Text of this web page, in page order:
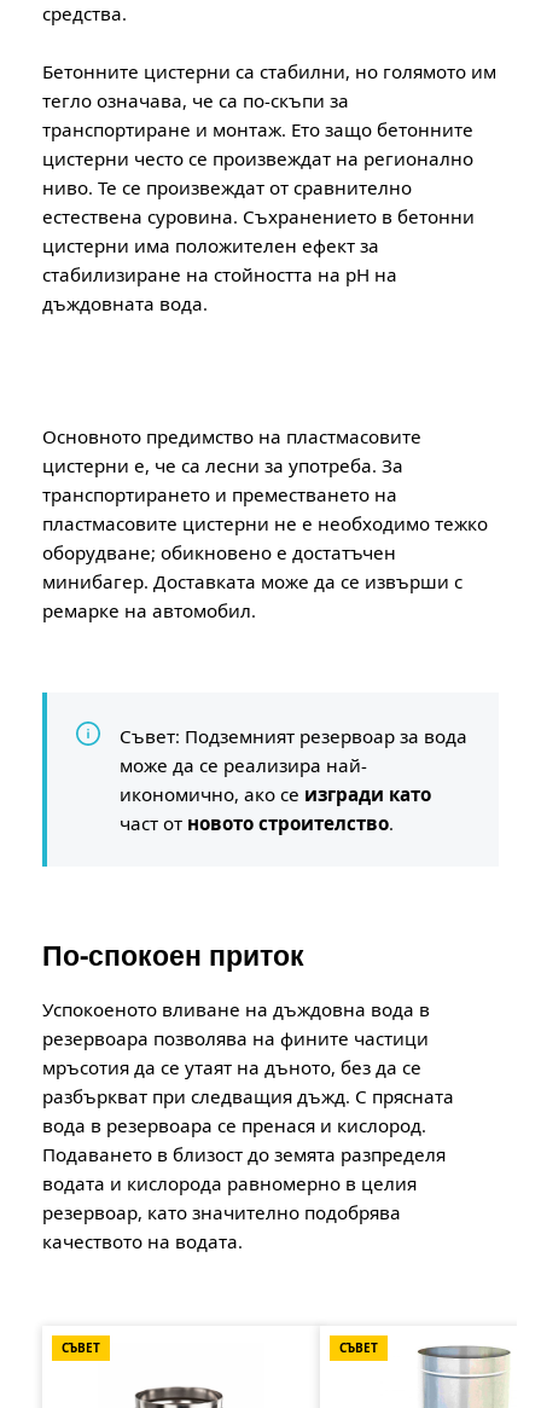
средства.
Бетонните цистерни са стабилни, но голямото им
тегло означава, че са по-скъпи за
транспортиране и монтаж. Ето защо бетонните
цистерни често се произвеждат на регионално
ниво. Те се произвеждат от сравнително
естествена суровина. Съхранението в бетонни
цистерни има положителен ефект за
стабилизиране на стойността на рН на
дъждовната вода.
Основното предимство на пластмасовите
цистерни е, че са лесни за употреба. За
транспортирането и преместването на
пластмасовите цистерни не е необходимо тежко
оборудване; обикновено е достатъчен
минибагер. Доставката може да се извърши с
ремарке на автомобил.
Съвет: Подземният резервоар за вода
може да се реализира най-
икономично, ако се изгради като
част от новото строителство.
По-спокоен приток
Успокоеното вливане на дъждовна вода в
резервоара позволява на фините частици
мръсотия да се утаят на дъното, без да се
разбъркват при следващия дъжд. С прясната
вода в резервоара се пренася и кислород.
Подаването в близост до земята разпределя
водата и кислорода равномерно в целия
резервоар, като значително подобрява
качеството на водата.
СЪВЕТ СЪВЕТ